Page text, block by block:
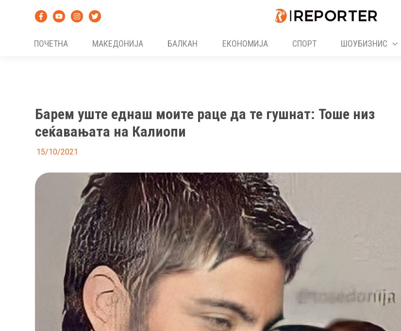
ПОЧЕТНА
МАКЕДОНИЈА БАЛКАН ЕКОНОМИЈА СПОРТ ШОУБИЗНИС
Барем уште еднаш моите раце да те гушнат: Тоше низ
сеќавањата на Калиопи
15/10/2021